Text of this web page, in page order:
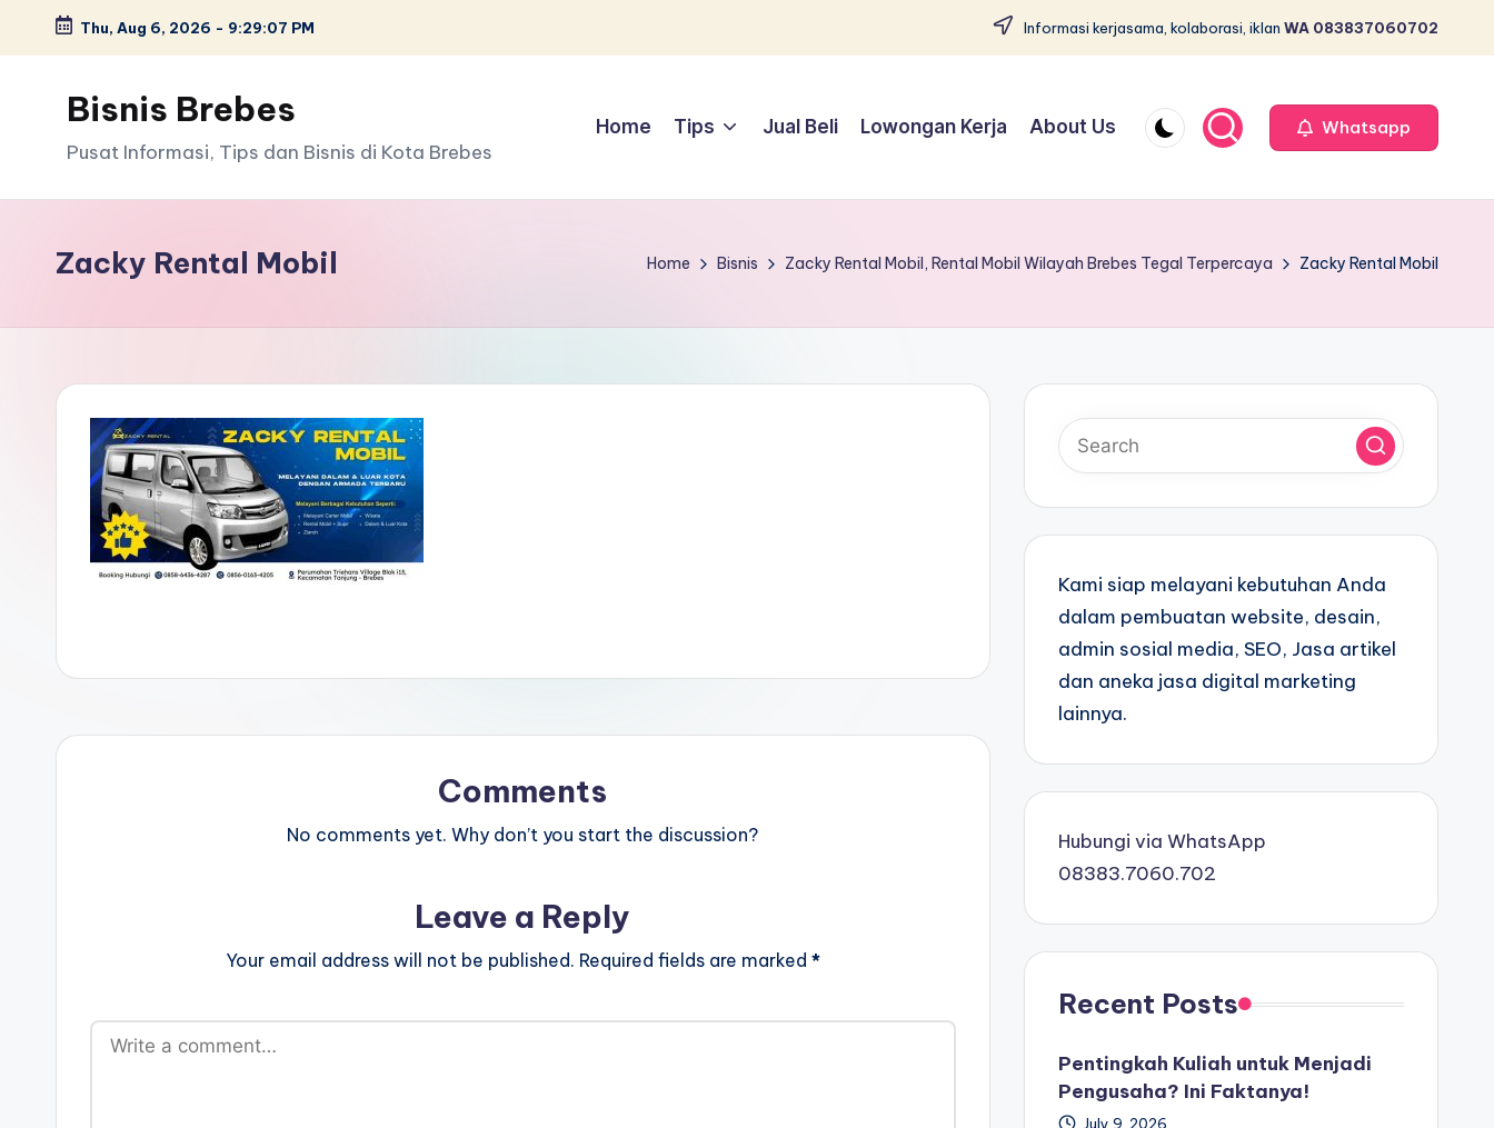
Skip
content
Thu, Aug 6, 2026 - 9:29:07 PM Informasi kerjasama, kolaborasi, iklan WA 083837060702
Bisnis Brebes
Pusat Informasi, Tips dan Bisnis di Kota Brebes
Home Tips Jual Beli Lowongan Kerja About Us Whatsapp
Zacky Rental Mobil Home Bisnis Zacky Rental Mobil, Rental Mobil Wilayah Brebes Tegal Terpercaya Zacky Rental Mobil
Comments
No comments yet. Why don’t you start the discussion?
Leave a Reply
Your email address will not be published. Required fields are marked *
Kami siap melayani kebutuhan Anda
dalam pembuatan website, desain,
admin sosial media, SEO, Jasa artikel
dan aneka jasa digital marketing
lainnya.
Hubungi via WhatsApp
08383.7060.702
Recent Posts
Pentingkah Kuliah untuk Menjadi
Pengusaha? Ini Faktanya!
July 9, 2026